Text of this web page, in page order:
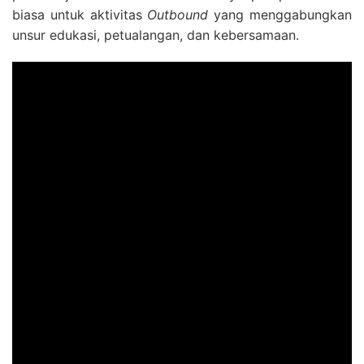
biasa untuk aktivitas Outbound yang menggabungkan
unsur edukasi, petualangan, dan kebersamaan.